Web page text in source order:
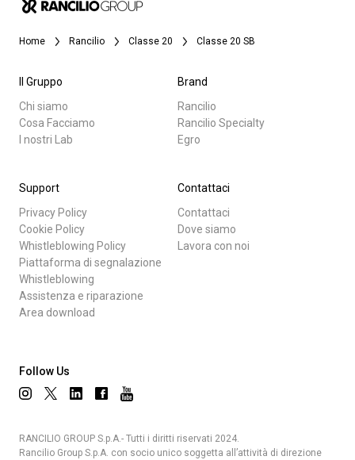
Home Rancilio Classe 20 Classe 20 SB
Il Gruppo
Chi siamo
Cosa Facciamo
I nostri Lab
Brand
Rancilio
Rancilio Specialty
Egro
Support
Privacy Policy
Cookie Policy
Whistleblowing Policy
Piattaforma di segnalazione
Whistleblowing
Assistenza e riparazione
Area download
Contattaci
Contattaci
Dove siamo
Lavora con noi
Follow Us
RANCILIO GROUP S.p.A.- Tutti i diritti riservati 2024.
Rancilio Group S.p.A. con socio unico soggetta all’attività di direzione